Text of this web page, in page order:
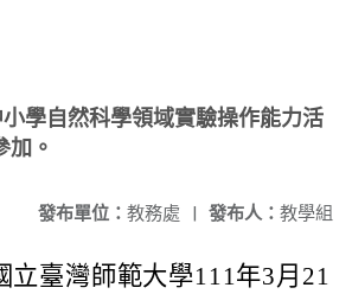
學自然科學領域實驗操作能力活
加。
發布人： 教學組
發布單位： 教務處 |
立臺灣師範大學111年3月21